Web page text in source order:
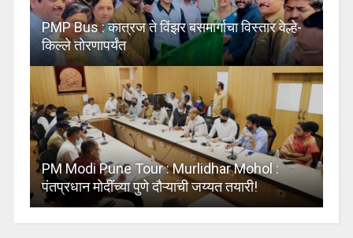
PMP Bus : कात्रज ते विंझर बसमार्गाचा विस्तार वेल्हे-
किल्ले तोरणापर्यंत
PM Modi Pune Tour : Murlidhar Mohol :
पंतप्रधान मोदींच्या पुणे दौऱ्याची जय्यत तयारी!